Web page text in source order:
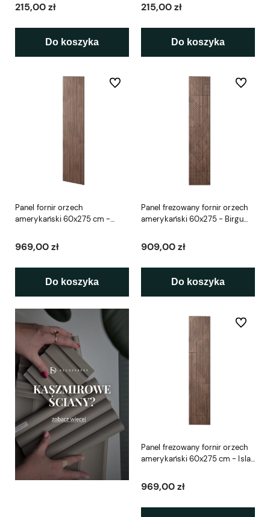
215,00 zł
Do koszyka
215,00 zł
Do koszyka
Panel fornir orzech
amerykański 60x275 cm -
969,00 zł
Do koszyka
Do ulubionych
Panel frezowany fornir orzech
amerykański 60x275 - Birgu
909,00 zł
Do koszyka
Do
Panel frezowany fornir orzech
amerykański 60x275 cm - Isla
969,00 zł
Do